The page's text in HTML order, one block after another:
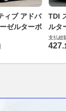
ィブ アドバ
ゼルターボ
TDI
ルタ
支払総
427.